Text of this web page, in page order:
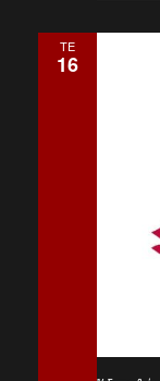
ΤΕ
16